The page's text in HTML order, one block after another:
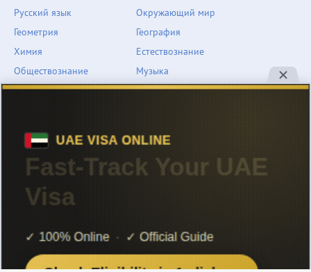
Русский язык
Геометрия
Химия
Окружающий мир
География
Естествознание
Обществознание
Английский язык
Информатика
Человек и мир
Музыка
ОБЖ